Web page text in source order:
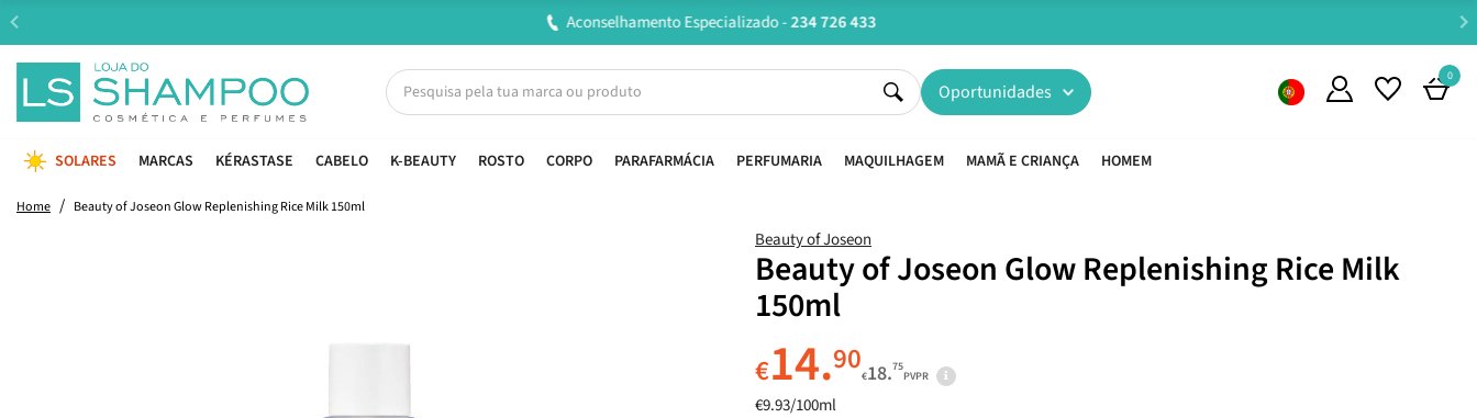
Entregas em 24H úteis.Oferta de portes a partir de €45*
Oportunidades
0
SOLARES MARCAS KÉRASTASE CABELO K-BEAUTY ROSTO CORPO PARAFARMÁCIA PERFUMARIA MAQUILHAGEM MAMÃ E CRIANÇA HOMEM
Home Beauty of Joseon Glow Replenishing Rice Milk 150ml
Beauty of Joseon
Beauty of Joseon Glow Replenishing Rice Milk
150ml
€14.90€18.75
PVPR
€9.93/100ml